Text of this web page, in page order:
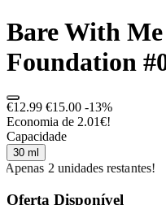
Bare With
Foundation
€12.99 €15.00 -13%
Economia de 2.01€!
Capacidade
30 ml
Apenas 2 unidades restantes!
Oferta Disponível